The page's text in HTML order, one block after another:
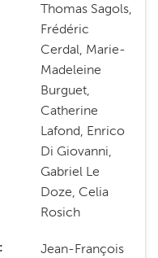
Thomas Sagols,
Frédéric
Cerdal, Marie-
Madeleine
Burguet,
Catherine
Lafond, Enrico
Di Giovanni,
Gabriel Le
Doze, Celia
Rosich
Jean-François